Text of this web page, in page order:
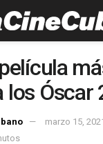
Óscar
marzo 15,